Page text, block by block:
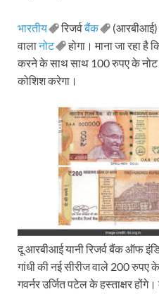
भारतीय रिजर्वबैंक
(आरबीआई)
वालानोट
होगा। माना जा रहा
करने के साथ साथ 100 रुपए के नोट
कोशिश करेगा।
दू आरबीआई यानी रिजर्व बैंक ऑफ
गांधी की नई सीरीज वाले 200 रुपए
गवर्नर उर्जित पटेल के हस्ताक्षर